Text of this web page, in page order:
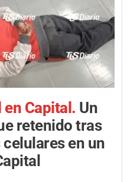
Capital. Un
retenido tras
en un